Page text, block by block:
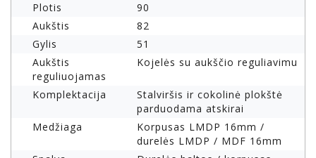
Plotis
90
Aukštis
82
Gylis
51
Aukštis
reguliuojamas
Kojelės su aukščio reguliavimu
Komplektacija
Stalviršis ir cokolinė plokštė
parduodama atskirai
Medžiaga
Korpusas LMDP 16mm /
durelės LMDP / MDF 16mm